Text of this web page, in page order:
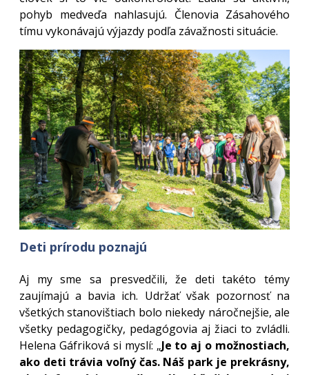
pohyb medveďa nahlasujú. Členovia Zásahového
tímu vykonávajú výjazdy podľa závažnosti situácie.
Deti prírodu poznajú
Aj my sme sa presvedčili, že deti takéto témy
zaujímajú a bavia ich. Udržať však pozornosť na
všetkých stanovištiach bolo niekedy náročnejšie, ale
všetky pedagogičky, pedagógovia aj žiaci to zvládli.
Helena Gáfriková si myslí: „Je to aj o možnostiach,
ako deti trávia voľný čas. Náš park je prekrásny,